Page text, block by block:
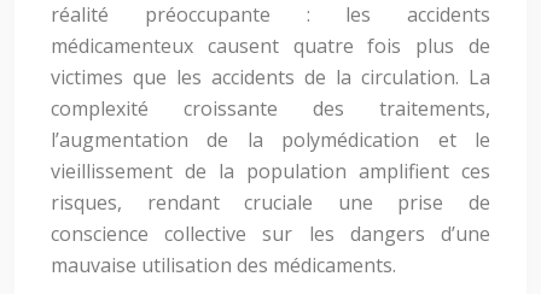
réalité préoccupante : les accidents
médicamenteux causent quatre fois plus de
victimes que les accidents de la circulation. La
complexité croissante des traitements,
l’augmentation de la polymédication et le
vieillissement de la population amplifient ces
risques, rendant cruciale une prise de
conscience collective sur les dangers d’une
mauvaise utilisation des médicaments.